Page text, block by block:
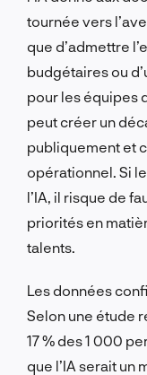
tournée vers
que d’admettre
budgétaires ou
pour les équipes
peut créer un
publiquement et
opérationnel. Si
l’IA, il risque de
priorités en
talents.
Les données
Selon une étude
17 % des 1 000
que l’IA serait un